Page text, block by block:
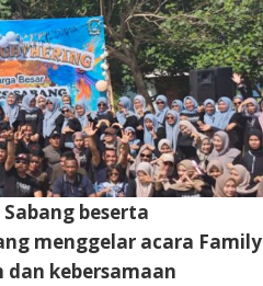
Sabang beserta
menggelar acara Family
dan kebersamaan